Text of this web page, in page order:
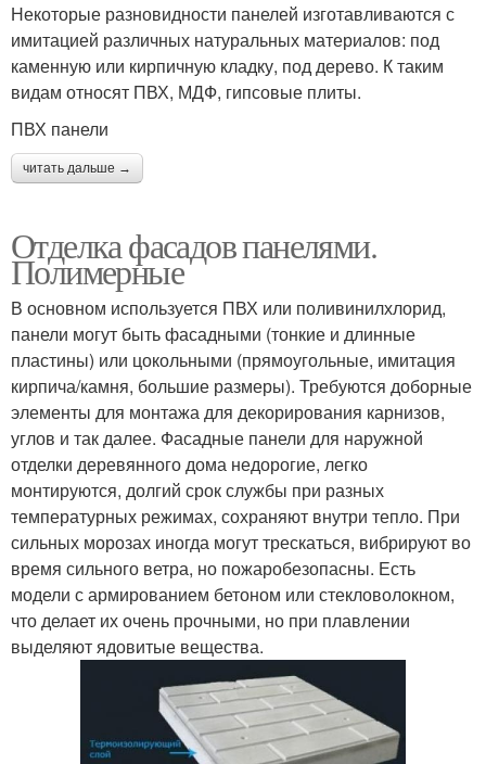
Некоторые разновидности панелей изготавливаются с
имитацией различных натуральных материалов: под
каменную или кирпичную кладку, под дерево. К таким
видам относят ПВХ, МДФ, гипсовые плиты.
ПВХ панели
читать дальше →
Отделка фасадов панелями.
Полимерные
В основном используется ПВХ или поливинилхлорид,
панели могут быть фасадными (тонкие и длинные
пластины) или цокольными (прямоугольные, имитация
кирпича/камня, большие размеры). Требуются доборные
элементы для монтажа для декорирования карнизов,
углов и так далее. Фасадные панели для наружной
отделки деревянного дома недорогие, легко
монтируются, долгий срок службы при разных
температурных режимах, сохраняют внутри тепло. При
сильных морозах иногда могут трескаться, вибрируют во
время сильного ветра, но пожаробезопасны. Есть
модели с армированием бетоном или стекловолокном,
что делает их очень прочными, но при плавлении
выделяют ядовитые вещества.